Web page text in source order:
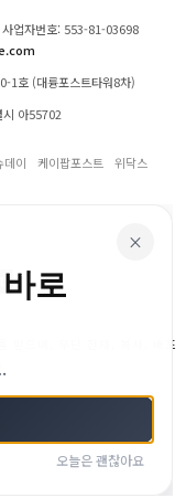
사업자번호: 553-81-03698
1호 (대륭포스트타워8차)
시 아55702
데이 케이팝포스트 위닥스
받으며, 무단 전재, 복사, 배포
Reserved
×
로
오늘은 괜찮아요